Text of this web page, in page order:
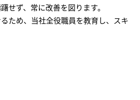
せず、常に改善を図ります。
ため、当社全役職員を教育し、スキ